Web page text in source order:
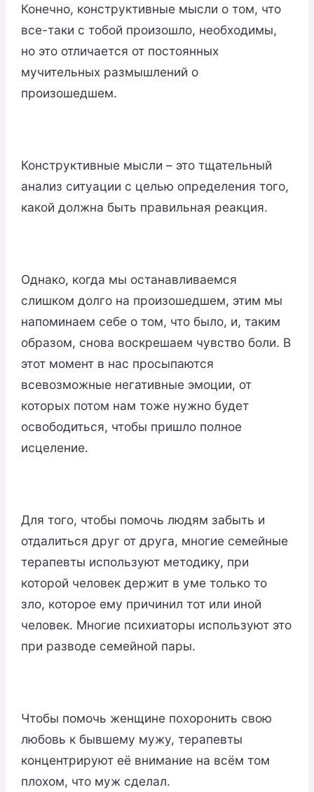
Конечно, конструктивные мысли о том, что
все-таки с тобой произошло, необходимы,
но это отличается от постоянных
мучительных размышлений о
произошедшем.
Конструктивные мысли – это тщательный
анализ ситуации с целью определения того,
какой должна быть правильная реакция.
Однако, когда мы останавливаемся
слишком долго на произошедшем, этим мы
напоминаем себе о том, что было, и, таким
образом, снова воскрешаем чувство боли. В
этот момент в нас просыпаются
всевозможные негативные эмоции, от
которых потом нам тоже нужно будет
освободиться, чтобы пришло полное
исцеление.
Для того, чтобы помочь людям забыть и
отдалиться друг от друга, многие семейные
терапевты используют методику, при
которой человек держит в уме только то
зло, которое ему причинил тот или иной
человек. Многие психиаторы используют это
при разводе семейной пары.
Чтобы помочь женщине похоронить свою
любовь к бывшему мужу, терапевты
концентрируют её внимание на всём том
плохом, что муж сделал.